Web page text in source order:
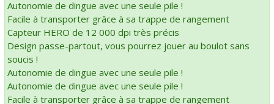
Autonomie de dingue avec une seule pile !
Facile à transporter grâce à sa trappe de rangement
Capteur HERO de 12 000 dpi très précis
Design passe-partout, vous pourrez jouer au boulot sans
soucis !
Autonomie de dingue avec une seule pile !
Autonomie de dingue avec une seule pile !
Facile à transporter grâce à sa trappe de rangement